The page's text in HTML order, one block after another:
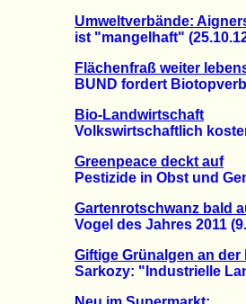
Umweltverbände:
ist "mangelhaft"
Flächenfraß weiter
BUND fordert
Bio-Landwirtschaft
Volkswirtschaftlich
Greenpeace deckt auf
Pestizide in Obst und
Gartenrotschwanz bald
Vogel des Jahres 2011
Giftige Grünalgen an
Sarkozy: "Industrielle